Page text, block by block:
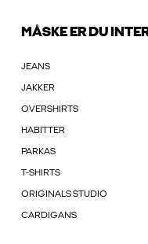
MÅSKE ER DU
JEANS
JAKKER
OVERSHIRTS
HABITTER
PARKAS
T-SHIRTS
ORIGINALS STUDIO
CARDIGANS